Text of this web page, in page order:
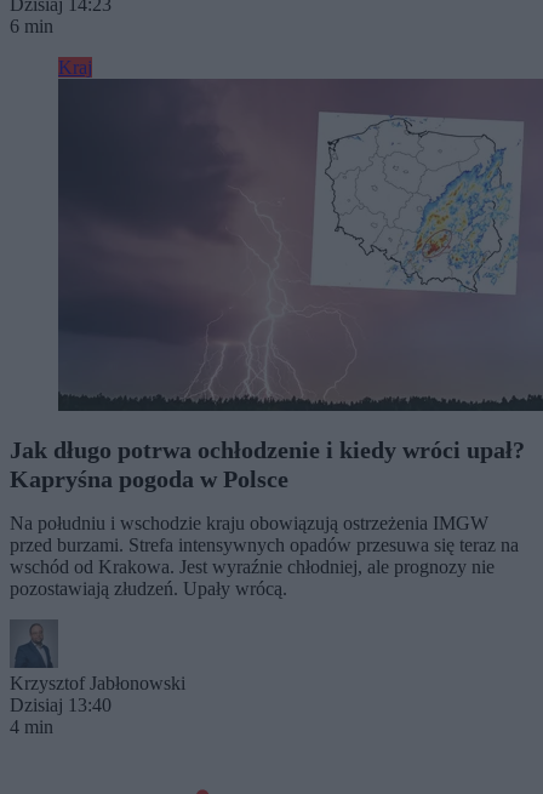
6 min
Kraj
Jak długo potrwa ochłodzenie i kiedy wróci upał?
Kapryśna pogoda w Polsce
Na południu i wschodzie kraju obowiązują ostrzeżenia IMGW
przed burzami. Strefa intensywnych opadów przesuwa się teraz na
wschód od Krakowa. Jest wyraźnie chłodniej, ale prognozy nie
pozostawiają złudzeń. Upały wrócą.
Krzysztof Jabłonowski
Dzisiaj 13:40
4 min